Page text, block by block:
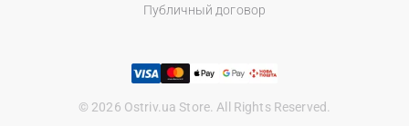
Публичный договор
© 2026 Ostriv.ua Store. All Rights Reserved.